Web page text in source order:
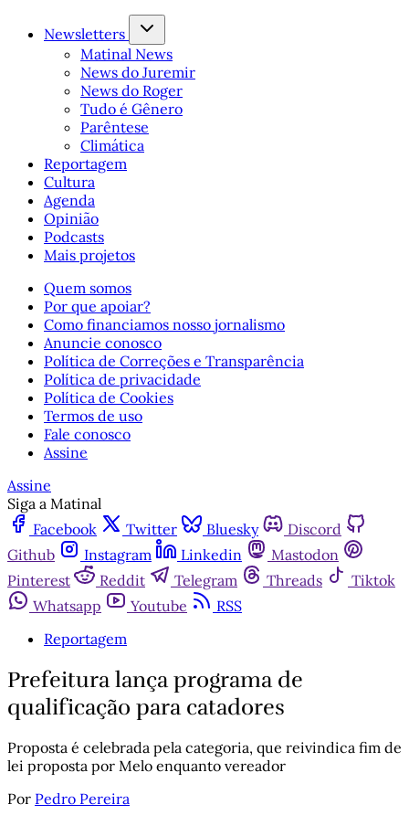
Newsletters
Matinal News
News do Juremir
News do Roger
Tudo é Gênero
Parêntese
Climática
Reportagem
Cultura
Agenda
Opinião
Podcasts
Mais projetos
Quem somos
Por que apoiar?
Como financiamos nosso jornalismo
Anuncie conosco
Política de Correções e Transparência
Política de privacidade
Política de Cookies
Termos de uso
Fale conosco
Assine
Assine
Siga a Matinal
Facebook
Twitter Bluesky
Discord
Github
Instagram Linkedin
Mastodon
Pinterest
Reddit Telegram Threads
Tiktok
Whatsapp
Youtube
RSS
Reportagem
Prefeitura lança programa de
qualificação para catadores
Proposta é celebrada pela categoria, que reivindica fim de
lei proposta por Melo enquanto vereador
Por Pedro Pereira